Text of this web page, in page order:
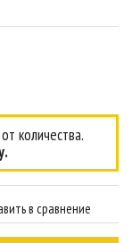
количества.
в сравнение